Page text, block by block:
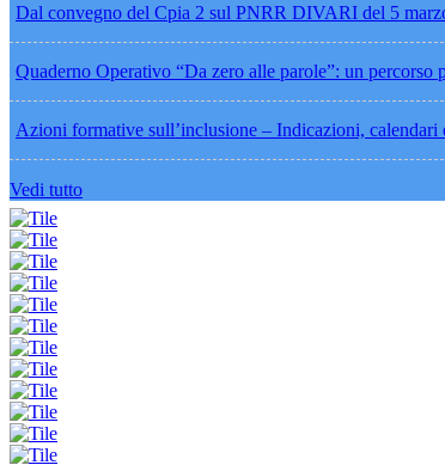
Dal convegno del Cpia 2 sul PNRR DIVARI del 5
Quaderno Operativo “Da zero alle parole”: un percorso
Azioni formative sull’inclusione – Indicazioni, calendari
Vedi tutto